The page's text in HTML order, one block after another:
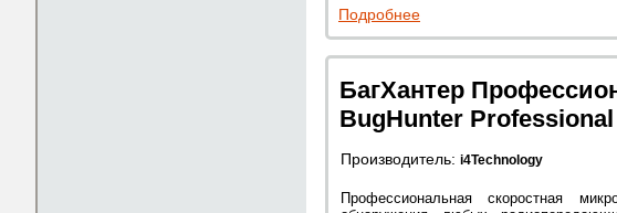
Подробнее
БагХантер
BugHunter Professional
Производитель: i4Technology
Профессиональная скоростная